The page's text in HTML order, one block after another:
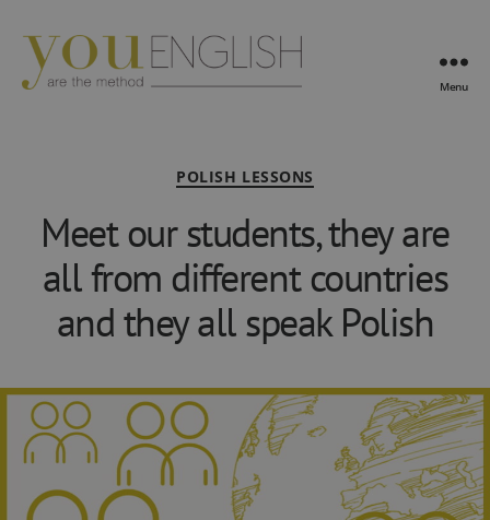
Menu
Categories
POLISH LESSONS
Meet our students, they are
all from different countries
and they all speak Polish